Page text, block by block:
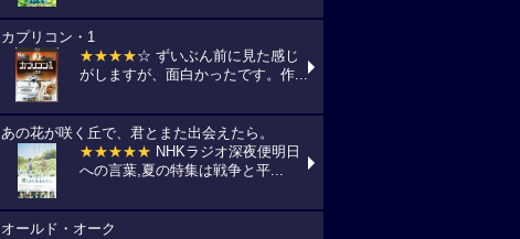
カプリコン・1
★★★★☆ ずいぶん前に見た感じ
がしますが、面白かったです。作...
あの花が咲く丘で、君とまた出会えたら。
★★★★★ NHKラジオ深夜便明日
への言葉,夏の特集は戦争と平...
オールド・オーク